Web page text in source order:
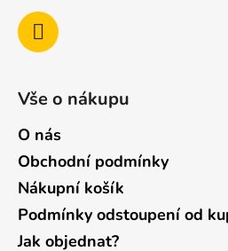
Vše o nákupu
O nás
Obchodní podmínky
Nákupní košík
Podmínky odstoupení od
Jak objednat?